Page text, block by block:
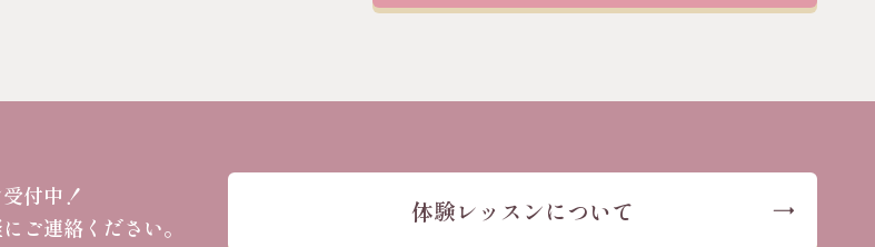
付中！
ご連絡ください。
体験レッスンについて